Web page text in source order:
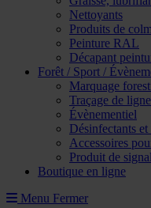
Nettoyants
Produits de
Peinture RAL
Décapant
Forêt / Sport /
Marquage
Traçage de
Évènementiel
Désinfectants
Accessoires
Produit de
Boutique en ligne
Menu Fermer